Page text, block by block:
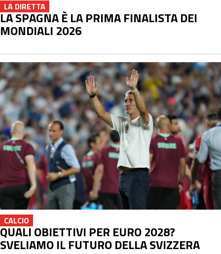
LA DIRETTA
LA SPAGNA È LA PRIMA FINALISTA DEI
MONDIALI 2026
CALCIO
QUALI OBIETTIVI PER EURO 2028?
SVELIAMO IL FUTURO DELLA SVIZZERA